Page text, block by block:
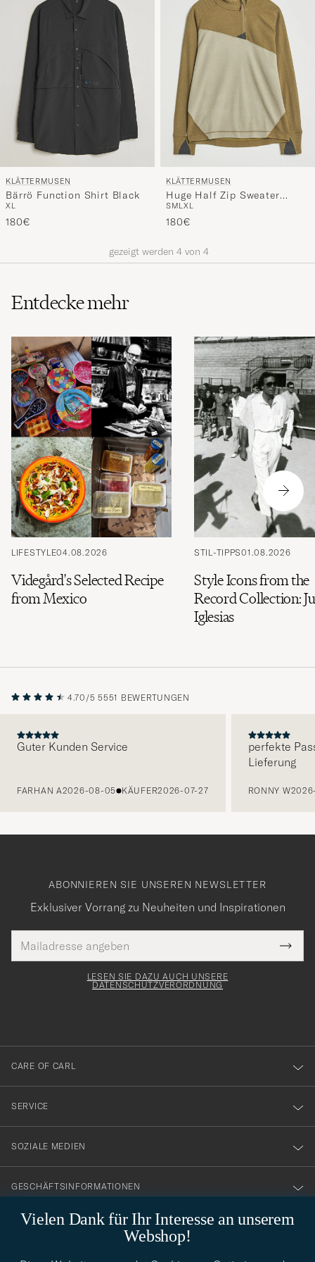
Stil
KLÄTTERMUSEN
Bärrö Function Shirt Black
XL
180€
KLÄTTERMUSEN
Huge Half Zip Sweater
Silver Green Olive
SMLXL
180€
gezeigt werden 4 von 4
Entdecke mehr
LIFESTYLE04.08.2026
Videgård's Selected Recipe
from Mexico
STIL-TIPPS01.08.2026
Style Icons from the
Record Collection:
Iglesias
4.70/5 5551 BEWERTUNGEN
Guter Kunden Service
FARHAN A2026-08-05 KÄUFER2026-07-27
perfekte
Lieferung
RONNY W
Vielen Dank für Ihr Interesse an unserem
Webshop!
ABONNIEREN SIE UNSEREN NEWSLETTER
Exklusiver Vorrang zu Neuheiten und Inspirationen
Mail
Adresse
Tack
för
dig
till
vårt
nyhetsbrev!
LESEN SIE DAZU AUCH UNSERE
DATENSCHUTZVERORDNUNG
CARE OF CARL
SERVICE
SOZIALE MEDIEN
GESCHÄFTSINFORMATIONEN